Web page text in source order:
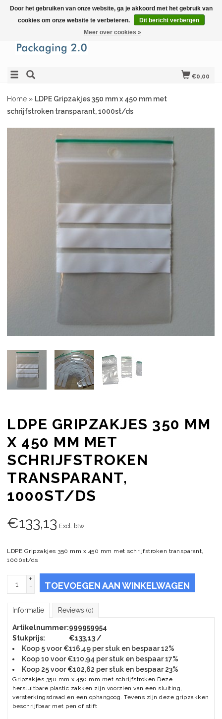
€0,00
Home » LDPE Gripzakjes 350 mm x 450 mm met
schrijfstroken transparant, 1000st/ds
LDPE GRIPZAKJES 350 MM
X 450 MM MET
SCHRIJFSTROKEN
TRANSPARANT,
1000ST/DS
€133,13 Excl. btw
LDPE Gripzakjes 350 mm x 450 mm met schrijfstroken transparant,
1000st/ds
+
-
TOEVOEGEN AAN WINKELWAGEN
Informatie Reviews (0)
Artikelnummer:999959954
Stukprijs:
€133,13 /
Koop 5 voor €116,49 per stuk en bespaar 12%
Koop 10 voor €110,94 per stuk en bespaar 17%
Koop 25 voor €102,62 per stuk en bespaar 23%
Gripzakjes 350 mm x 450 mm met schrijfstroken Deze
hersluitbare plastic zakken zijn voorzien van een sluiting,
versterkingsdraad en een ophangoog. Tevens zijn deze gripzakken
beschrijfbaar met pen of stift
Door het gebruiken van onze website, ga je akkoord met het gebruik van
cookies om onze website te verbeteren.
Dit bericht verbergen
Meer over cookies »